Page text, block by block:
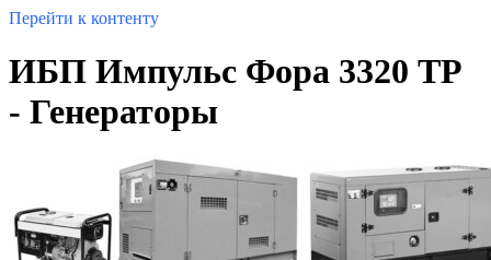
Перейти к контенту
ИБП Импульс Фора 3320 ТР
- Генераторы